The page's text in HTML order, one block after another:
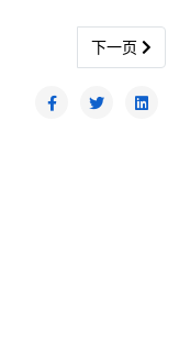
下一篇文章:
下一页